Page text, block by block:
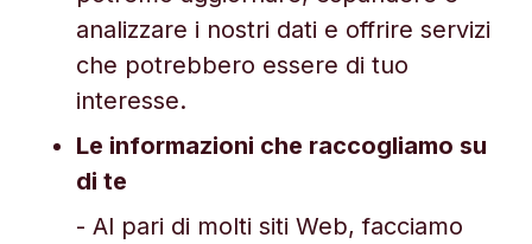
analizzare i nostri dati e offrire servizi
che potrebbero essere di tuo
interesse.
Le informazioni che raccogliamo su
di te
- Al pari di molti siti Web, facciamo